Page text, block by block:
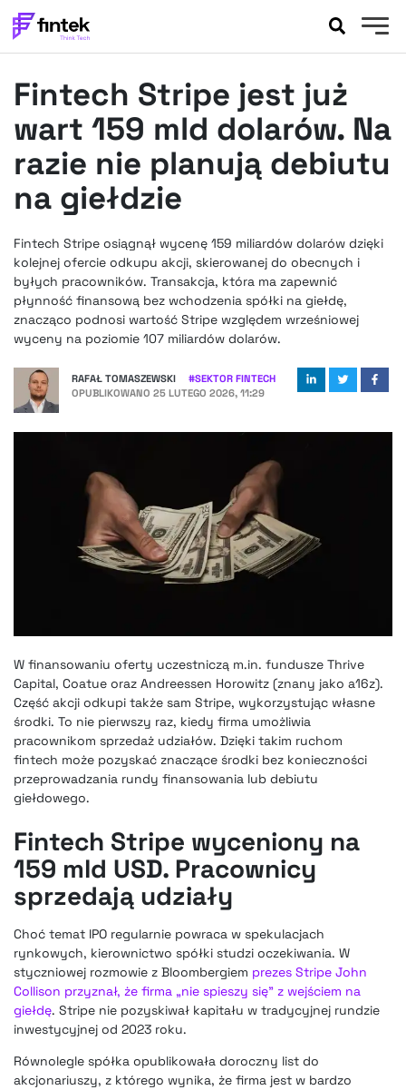
BANKOWOŚĆ
EVENTY
FELIETONY
WYWIADY
LEGAL
FINTEKEXTRA
OKIEM EKSPERTA
Fintech Stripe jest już
wart 159 mld dolarów. Na
razie nie planują debiutu
na giełdzie
Fintech Stripe osiągnął wycenę 159 miliardów dolarów dzięki
kolejnej ofercie odkupu akcji, skierowanej do obecnych i
byłych pracowników. Transakcja, która ma zapewnić
płynność finansową bez wchodzenia spółki na giełdę,
znacząco podnosi wartość Stripe względem wrześniowej
wyceny na poziomie 107 miliardów dolarów.
RAFAŁ TOMASZEWSKI #SEKTOR FINTECH
OPUBLIKOWANO 25 LUTEGO 2026, 11:29
W finansowaniu oferty uczestniczą m.in. fundusze Thrive
Capital, Coatue oraz Andreessen Horowitz (znany jako a16z).
Część akcji odkupi także sam Stripe, wykorzystując własne
środki. To nie pierwszy raz, kiedy firma umożliwia
pracownikom sprzedaż udziałów. Dzięki takim ruchom
fintech może pozyskać znaczące środki bez konieczności
przeprowadzania rundy finansowania lub debiutu
giełdowego.
Fintech Stripe wyceniony na
159 mld USD. Pracownicy
sprzedają udziały
Choć temat IPO regularnie powraca w spekulacjach
rynkowych, kierownictwo spółki studzi oczekiwania. W
styczniowej rozmowie z Bloombergiem prezes Stripe John
Collison przyznał, że firma „nie spieszy się” z wejściem na
giełdę. Stripe nie pozyskiwał kapitału w tradycyjnej rundzie
inwestycyjnej od 2023 roku.
Równolegle spółka opublikowała doroczny list do
akcjonariuszy, z którego wynika, że firma jest w bardzo